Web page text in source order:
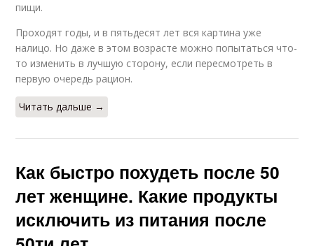
пищи.
Проходят годы, и в пятьдесят лет вся картина уже
налицо. Но даже в этом возрасте можно попытаться что-
то изменить в лучшую сторону, если пересмотреть в
первую очередь рацион.
Читать дальше →
Как быстро похудеть после 50
лет женщине. Какие продукты
исключить из питания после